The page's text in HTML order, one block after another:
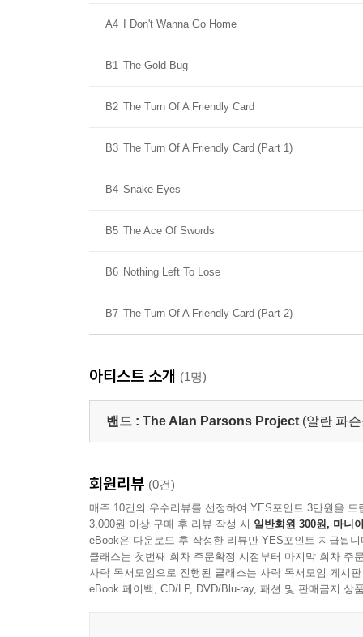
A4 I Don't Wanna Go Home
B1 The Gold Bug
B2 The Turn Of A Friendly Card
B3 The Turn Of A Friendly Card (Part 1)
B4 Snake Eyes
B5 The Ace Of Swords
B6 Nothing Left To Lose
B7 The Turn Of A Friendly Card (Part 2)
아티스트 소개 (1명)
밴드 : The Alan Parsons Project (알란 파
회원리뷰 (0건)
매주 10건의 우수리뷰를 선정하여 YES포인트 3만원을 드
3,000원 이상 구매 후 리뷰 작성 시 일반회원 300원, 마니
eBook은 다운로드 후 작성한 리뷰만 YES포인트 지급됩니
클래스는 첫번째 회차 주문확정 시점부터 마지막 회차 주
사락 독서모임으로 진행된 클래스는 사락 독서모임 게시
eBook 페이백, CD/LP, DVD/Blu-ray, 패션 및 판매금지 상